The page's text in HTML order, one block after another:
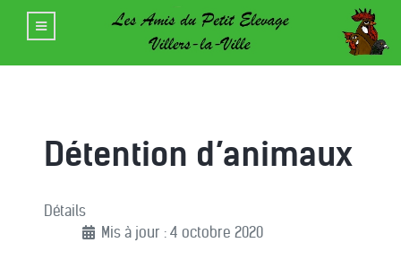
Détention d’animaux
Détails
Mis à jour : 4 octobre 2020